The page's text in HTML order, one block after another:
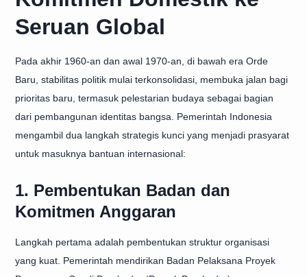
Seruan Global
Pada akhir 1960-an dan awal 1970-an, di bawah era Orde
Baru, stabilitas politik mulai terkonsolidasi, membuka jalan bagi
prioritas baru, termasuk pelestarian budaya sebagai bagian
dari pembangunan identitas bangsa. Pemerintah Indonesia
mengambil dua langkah strategis kunci yang menjadi prasyarat
untuk masuknya bantuan internasional:
1. Pembentukan Badan dan
Komitmen Anggaran
Langkah pertama adalah pembentukan struktur organisasi
yang kuat. Pemerintah mendirikan Badan Pelaksana Proyek